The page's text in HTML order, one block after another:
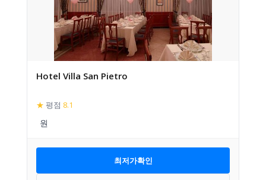
Hotel Villa San Pietro
★ 평점 8.1
최저가확인